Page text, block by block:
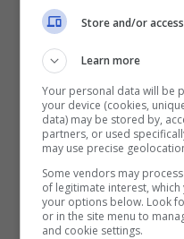
Store and/or
Learn more
Your personal data will be
your device (cookies,
data) may be stored by,
partners, or used
may use precise
Some vendors may
of legitimate interest,
your options below. Look
or in the site menu to
and cookie settings.